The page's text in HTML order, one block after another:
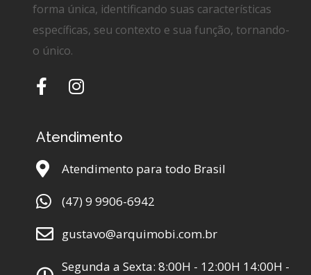
forma única, identificando suas características
específicas, seu contexto e sua função, tornando-
o único.
Atendimento
Atendimento para todo Brasil
(47) 9 9906-6942
gustavo@arquimobi.com.br
Segunda a Sexta: 8:00H - 12:00H 14:00H -